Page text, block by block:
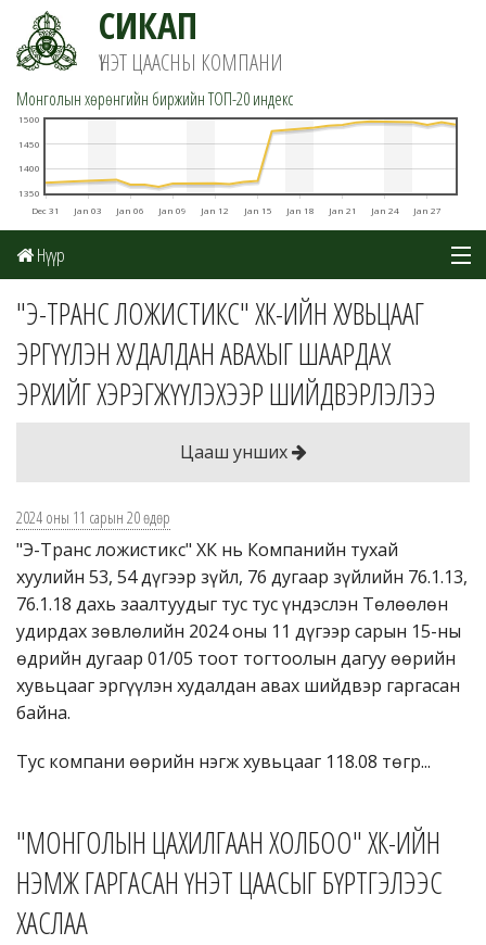
СИКАП
ҮНЭТ ЦААСНЫ КОМПАНИ
Монголын хөрөнгийн биржийн TOП-20 индекс
Dec 31 Jan 03 Jan 06 Jan 09 Jan 12 Jan 15 Jan 18 Jan 21 Jan 24 Jan 27
1350
1400
1450
1500
Нүүр
Мэдээ
Шинжилгээ
Цахим данс
Хувьцаат компаниуд
Данстай эсэхээ шалгах
Бидэнтэй холбогдох
Логин
Монгол
"Э-ТРАНС ЛОЖИСТИКС" ХК-ИЙН ХУВЬЦААГ
ЭРГҮҮЛЭН ХУДАЛДАН АВАХЫГ ШААРДАХ
ЭРХИЙГ ХЭРЭГЖҮҮЛЭХЭЭР ШИЙДВЭРЛЭЛЭЭ
Цааш унших
2024 оны 11 сарын 20 өдөр
"Э-Транс ложистикс" ХК нь Компанийн тухай
хуулийн 53, 54 дүгээр зүйл, 76 дугаар зүйлийн 76.1.13,
76.1.18 дахь заалтуудыг тус тус үндэслэн Төлөөлөн
удирдах зөвлөлийн 2024 оны 11 дүгээр сарын 15-ны
өдрийн дугаар 01/05 тоот тогтоолын дагуу өөрийн
хувьцааг эргүүлэн худалдан авах шийдвэр гаргасан
байна.
Тус компани өөрийн нэгж хувьцааг 118.08 төгр...
"МОНГОЛЫН ЦАХИЛГААН ХОЛБОО" ХК-ИЙН
НЭМЖ ГАРГАСАН ҮНЭТ ЦААСЫГ БҮРТГЭЛЭЭС
ХАСЛАА